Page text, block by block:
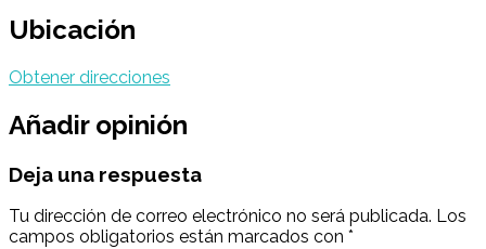
Ubicación
Obtener direcciones
Añadir opinión
Deja una respuesta
Tu dirección de correo electrónico no será publicada. Los
campos obligatorios están marcados con *